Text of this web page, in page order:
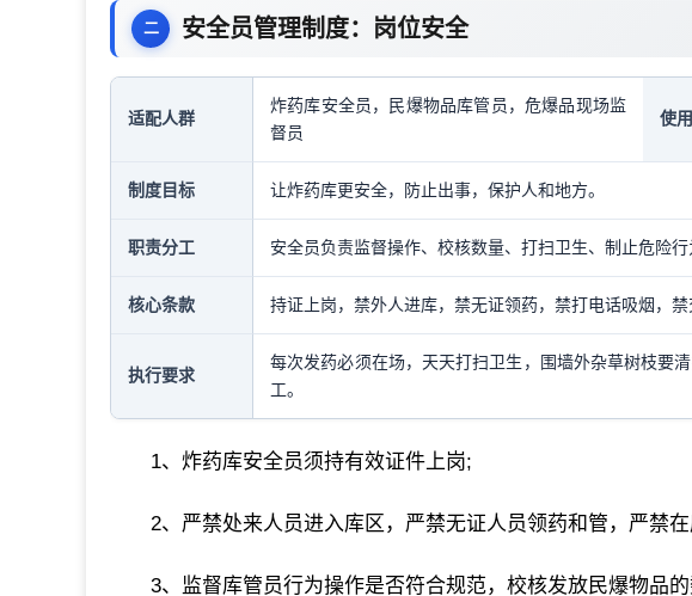
安全员管理制度：岗位安全
适配人群
炸药库安全员，民爆物品库管员，危爆品现场监
督员
使
制度目标 让炸药库更安全，防止出事，保护人和地方。
职责分工 安全员负责监督操作、校核数量、打扫卫生、制止危险行
核心条款 持证上岗，禁外人进库，禁无证领药，禁打电话吸烟，禁
执行要求
每次发药必须在场，天天打扫卫生，围墙外杂草树枝要
工。
1、炸药库安全员须持有效证件上岗;
2、严禁处来人员进入库区，严禁无证人员领药和管，严禁
3、监督库管员行为操作是否符合规范，校核发放民爆物品